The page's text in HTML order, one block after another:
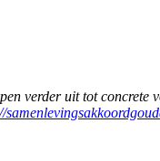
verder uit tot concrete